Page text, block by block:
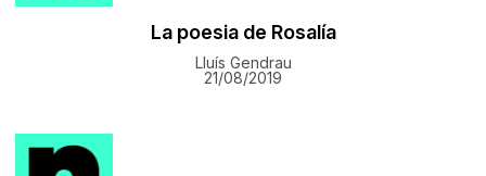
La poesia de Rosalía
Lluís Gendrau
21/08/2019